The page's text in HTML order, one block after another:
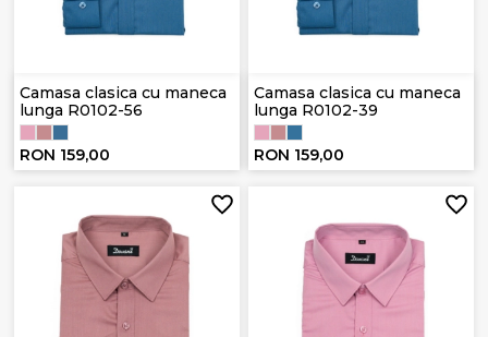
Camasa clasica cu maneca
lunga R0102-56
RON 159,00
Camasa clasica cu maneca
lunga R0102-39
RON 159,00